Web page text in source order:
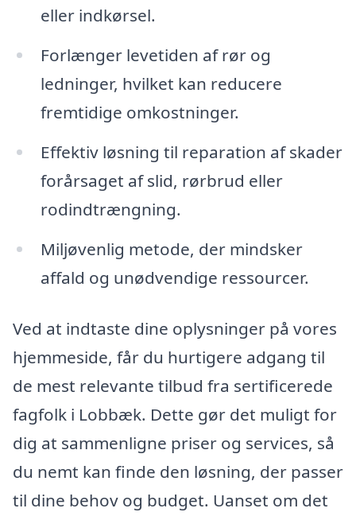
eller indkørsel.
Forlænger levetiden af rør og
ledninger, hvilket kan reducere
fremtidige omkostninger.
Effektiv løsning til reparation af skader
forårsaget af slid, rørbrud eller
rodindtrængning.
Miljøvenlig metode, der mindsker
affald og unødvendige ressourcer.
Ved at indtaste dine oplysninger på vores
hjemmeside, får du hurtigere adgang til
de mest relevante tilbud fra sertificerede
fagfolk i Lobbæk. Dette gør det muligt for
dig at sammenligne priser og services, så
du nemt kan finde den løsning, der passer
til dine behov og budget. Uanset om det